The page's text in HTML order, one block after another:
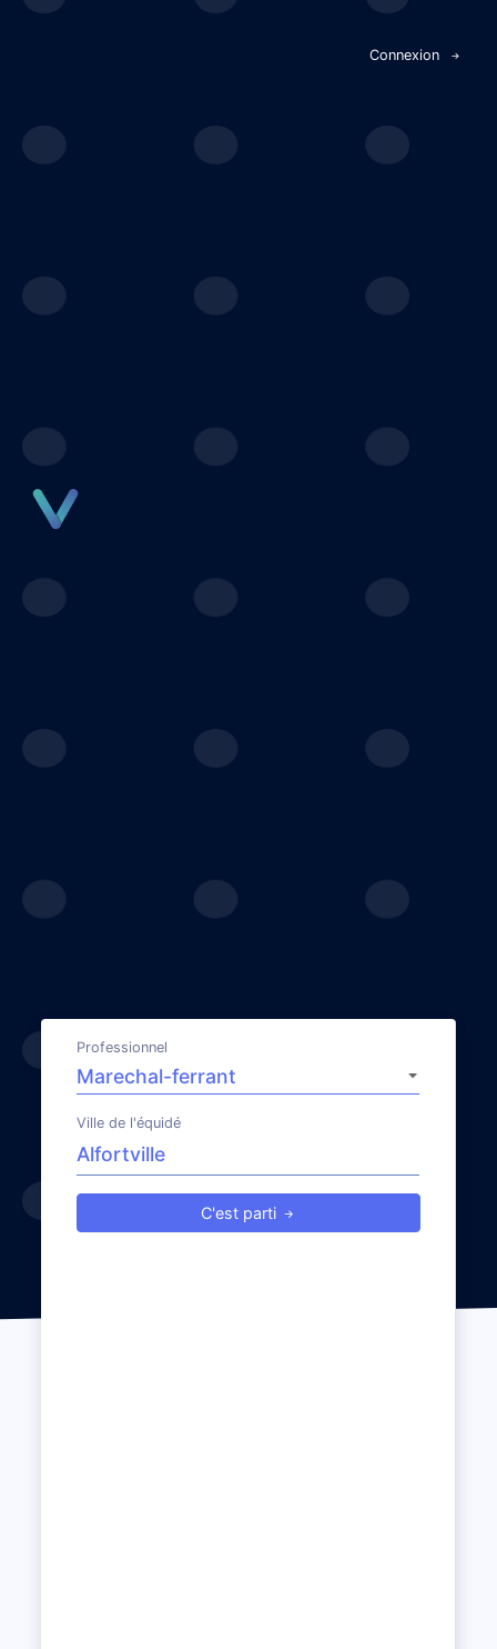
Connexion
Professionnel
Ville de l'équidé
C'est parti